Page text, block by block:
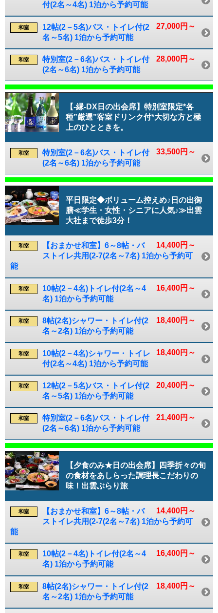
付(2名～4名) 1泊から予約可能
27,000円～
和室
12帖(2－5名)バス・トイレ付(2
名～5名) 1泊から予約可能
28,000円～
和室
特別室(2－6名)バス・トイレ付
(2名～6名) 1泊から予約可能
【-縁-DX日の出会席】特別室限定*各
種”厳選”客室ドリンク付*大切な方と極
上のひとときを。
33,500円～
和室
特別室(2－6名)バス・トイレ付
(2名～6名) 1泊から予約可能
平日限定◆ボリューム控えめ♪日の出御
膳≪学生・女性・シニアに人気♪≫出雲
大社まで徒歩3分！
14,400円～
和室
【おまかせ和室】6～8帖・バ
ストイレ共用(2-7(2名～7名) 1泊から予約可
能
16,400円～
和室
10帖(2－4名)トイレ付(2名～4
名) 1泊から予約可能
18,400円～
和室
8帖(2名)シャワー・トイレ付(2
名～2名) 1泊から予約可能
18,400円～
和室
10帖(2－4名)シャワー・トイレ
付(2名～4名) 1泊から予約可能
20,400円～
和室
12帖(2－5名)バス・トイレ付(2
名～5名) 1泊から予約可能
21,400円～
和室
特別室(2－6名)バス・トイレ付
(2名～6名) 1泊から予約可能
【夕食のみ★日の出会席】四季折々の旬
の食材をあしらった調理長こだわりの
味！出雲ぶらり旅
14,400円～
和室
【おまかせ和室】6～8帖・バ
ストイレ共用(2-7(2名～7名) 1泊から予約可
能
16,400円～
和室
10帖(2－4名)トイレ付(2名～4
名) 1泊から予約可能
18,400円～
和室
8帖(2名)シャワー・トイレ付(2
名～2名) 1泊から予約可能